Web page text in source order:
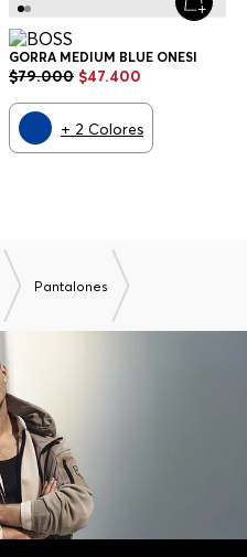
GORRA MEDIUM BLUE ONESI
$79.000 $47.400
+ 2 Colores
Pantalones